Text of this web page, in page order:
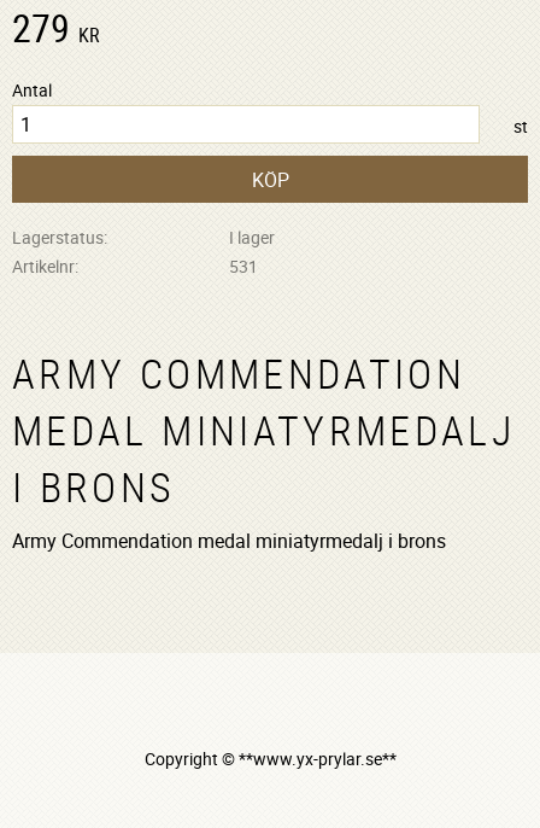
279 KR
Antal
st
KÖP
Lagerstatus
I lager
Artikelnr
531
ARMY COMMENDATION
MEDAL MINIATYRMEDALJ
I BRONS
Army Commendation medal miniatyrmedalj i brons
Copyright © **www.yx-prylar.se**